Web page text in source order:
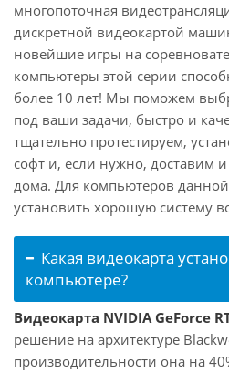
многопоточная
дискретной видеокартой
новейшие игры на
компьютеры этой серии
более 10 лет! Мы поможем
под ваши задачи, быстро и
тщательно протестируем,
софт и, если нужно, доставим
дома. Для компьютеров
установить хорошую систему
Какая видеокарта
компьютере?
Видеокарта NVIDIA GeForce
решение на архитектуре
производительности она на